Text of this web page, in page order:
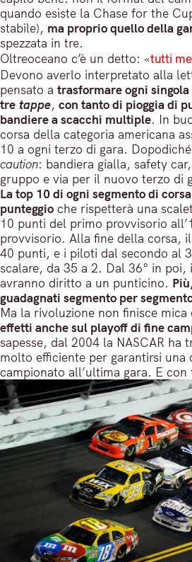
quando esiste la Chase for the
stabile), ma proprio quello della
spezzata in tre.
Oltreoceano c’è un detto: «tutti
Devono averlo interpretato alla
pensato a trasformare ogni
tre tappe, con tanto di pioggia di
bandiere a scacchi multiple. In
corsa della categoria americana
10 a ogni terzo di gara.
caution: bandiera gialla, safety
gruppo e via per il nuovo terzo di
La top 10 di ogni segmento di
punteggio che rispetterà una
10 punti del primo provvisorio
provvisorio. Alla fine della corsa,
40 punti, e i piloti dal secondo al
scalare, da 35 a 2. Dal 36° in
avranno diritto a un punticino.
guadagnati segmento per
Ma la rivoluzione non finisce
effetti anche sul playoff di fine
sapesse, dal 2004 la NASCAR ha
molto efficiente per garantirsi una
campionato all’ultima gara. E